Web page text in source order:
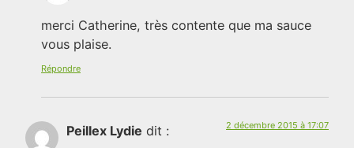
merci Catherine, très contente que ma sauce
vous plaise.
Répondre
Peillex Lydie dit : 2 décembre 2015 à 17:07